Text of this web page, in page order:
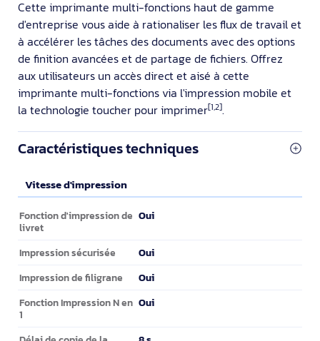
Cette imprimante multi-fonctions haut de gamme
d'entreprise vous aide à rationaliser les flux de travail et
à accélérer les tâches des documents avec des options
de finition avancées et de partage de fichiers. Offrez
aux utilisateurs un accès direct et aisé à cette
imprimante multi-fonctions via l'impression mobile et
la technologie toucher pour imprimer[1,2].
Caractéristiques techniques
Vitesse d'impression
Vitesse d'impression
Fonction d'impression de
livret
Oui
Impression sécurisée Oui
Impression de filigrane Oui
Fonction Impression N en
1
Oui